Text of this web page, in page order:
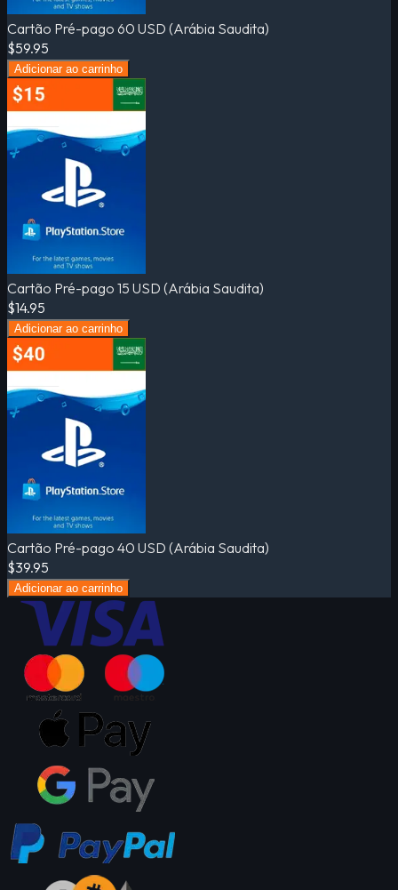
Cartão Pré-pago 60 USD (Arábia Saudita)
$59.95
Adicionar ao carrinho
Cartão Pré-pago 15 USD (Arábia Saudita)
$14.95
Adicionar ao carrinho
Cartão Pré-pago 40 USD (Arábia Saudita)
$39.95
Adicionar ao carrinho